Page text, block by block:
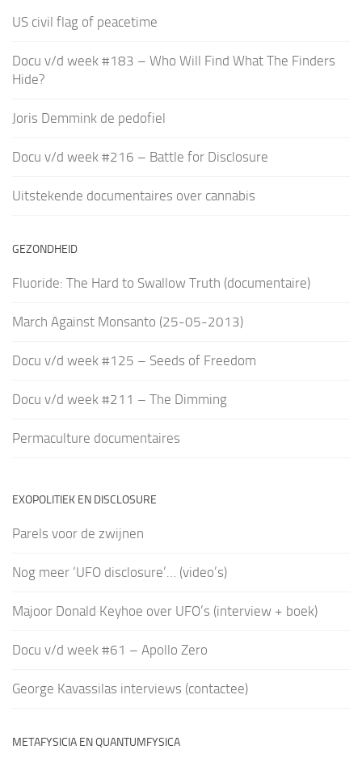
US civil flag of peacetime
Docu v/d week #183 – Who Will Find What The Finders
Hide?
Joris Demmink de pedofiel
Docu v/d week #216 – Battle for Disclosure
Uitstekende documentaires over cannabis
GEZONDHEID
Fluoride: The Hard to Swallow Truth (documentaire)
March Against Monsanto (25-05-2013)
Docu v/d week #125 – Seeds of Freedom
Docu v/d week #211 – The Dimming
Permaculture documentaires
EXOPOLITIEK EN DISCLOSURE
Parels voor de zwijnen
Nog meer ‘UFO disclosure’… (video’s)
Majoor Donald Keyhoe over UFO’s (interview + boek)
Docu v/d week #61 – Apollo Zero
George Kavassilas interviews (contactee)
METAFYSICIA EN QUANTUMFYSICA